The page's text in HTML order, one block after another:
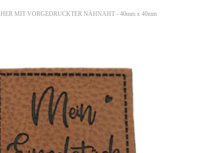
MIT VORGEDRUCKTER NÄHNAHT - 40mm x 40mm